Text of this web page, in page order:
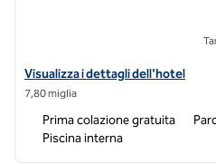
Visualizza i dettagli dell'hotel
Visualizza i dettagli dell'hotel
7,80 miglia
Prima colazione gratuita
Piscina interna